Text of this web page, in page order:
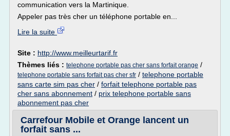
communication vers la Martinique.
Appeler pas très cher un téléphone portable en...
Lire la suite
Site : http://www.meilleurtarif.fr
Thèmes liés : telephone portable pas cher sans forfait orange /
telephone portable sans forfait pas cher sfr / telephone portable
sans carte sim pas cher / forfait telephone portable pas
cher sans abonnement / prix telephone portable sans
abonnement pas cher
Carrefour Mobile et Orange lancent un
forfait sans ...